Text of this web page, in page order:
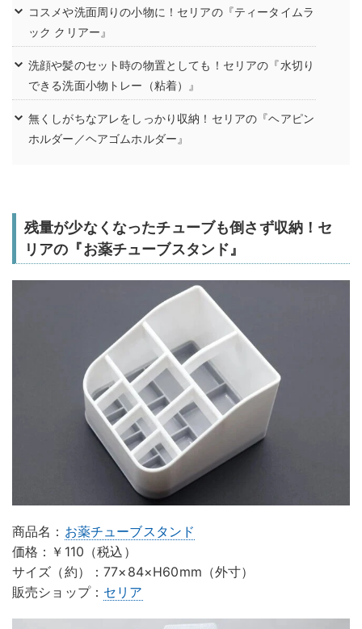
コスメや洗面周りの小物に！セリアの『ティータイムラ
ック クリアー』
洗顔や髪のセット時の物置としても！セリアの『水切り
できる洗面小物トレー（粘着）』
無くしがちなアレをしっかり収納！セリアの『ヘアピン
ホルダー／ヘアゴムホルダー』
残量が少なくなったチューブも倒さず収納！セ
リアの『お薬チューブスタンド』
商品名： お薬チューブスタンド
価格：￥110（税込）
サイズ（約）：77×84×H60mm（外寸）
販売ショップ： セリア